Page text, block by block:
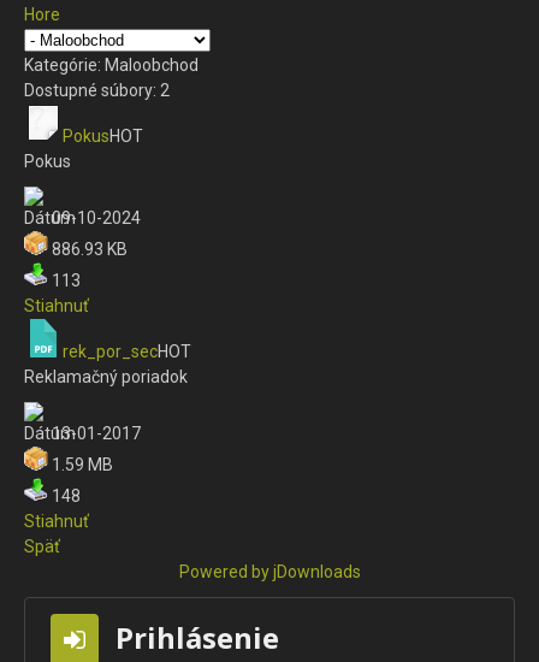
Hore
Kategórie: Maloobchod
Dostupné súbory: 2
PokusHOT
Pokus
09-10-2024
886.93 KB
113
Stiahnuť
rek_por_secHOT
Reklamačný poriadok
13-01-2017
1.59 MB
148
Stiahnuť
Späť
Powered by jDownloads
Prihlásenie